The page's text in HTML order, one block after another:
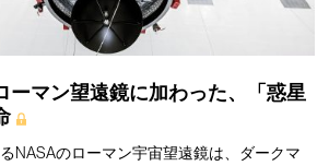
ーマン望遠鏡に加わった、「惑星
NASAのローマン宇宙望遠鏡は、ダークマ